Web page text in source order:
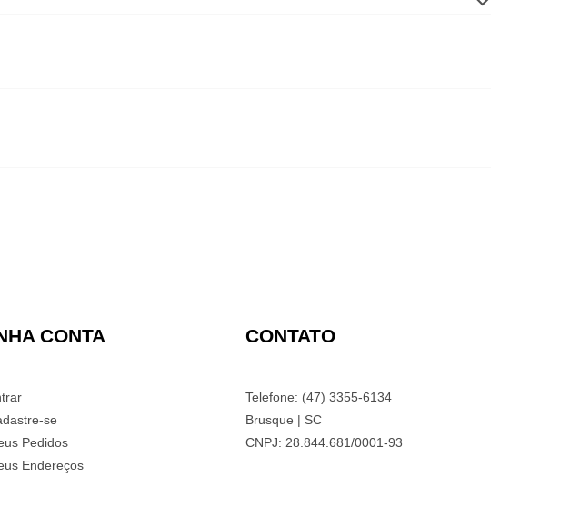
CONTA
se
Pedidos
Endereços
CONTATO
Telefone: (47) 3355-6134
Brusque | SC
CNPJ: 28.844.681/0001-93